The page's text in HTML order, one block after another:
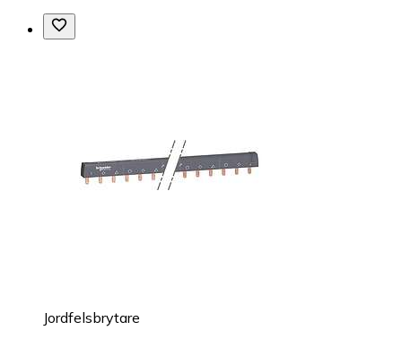
Jordfelsbrytare